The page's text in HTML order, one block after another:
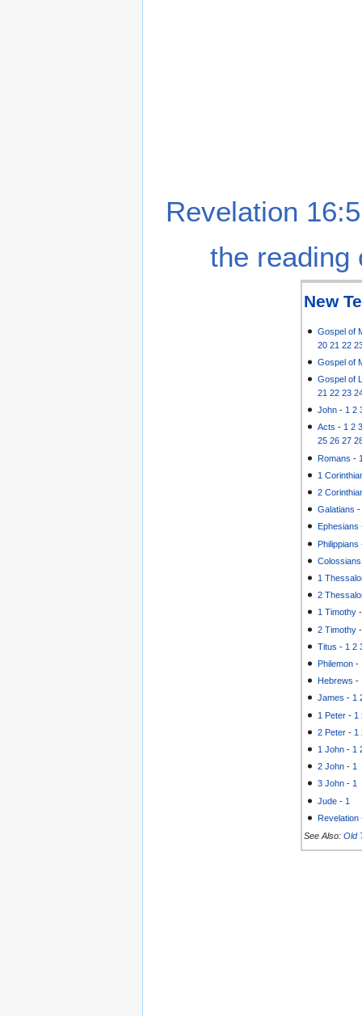
Revelation
the reading
New
Gospel of
20 21 22
Gospel of
Gospel of
21 22 23
John - 1 2
Acts -1 2
25 26 27
Romans -
1
2
Galatians
Ephesians
Philippians
Colossians
1
2
1 Timothy
2 Timothy
Titus - 1 2
Philemon -
Hebrews -
James -1
1 Peter - 1
2 Peter - 1
1 John - 1
2 John - 1
3 John -1
Jude - 1
Revelation
See Also: Old